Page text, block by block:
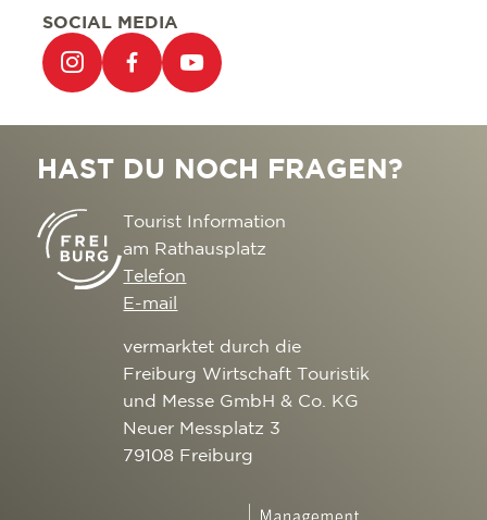
SOCIAL MEDIA
HAST DU NOCH FRAGEN?
Tourist Information
am Rathausplatz
Telefon
E-mail
vermarktet durch die
Freiburg Wirtschaft Touristik
und Messe GmbH & Co. KG
Neuer Messplatz 3
79108 Freiburg